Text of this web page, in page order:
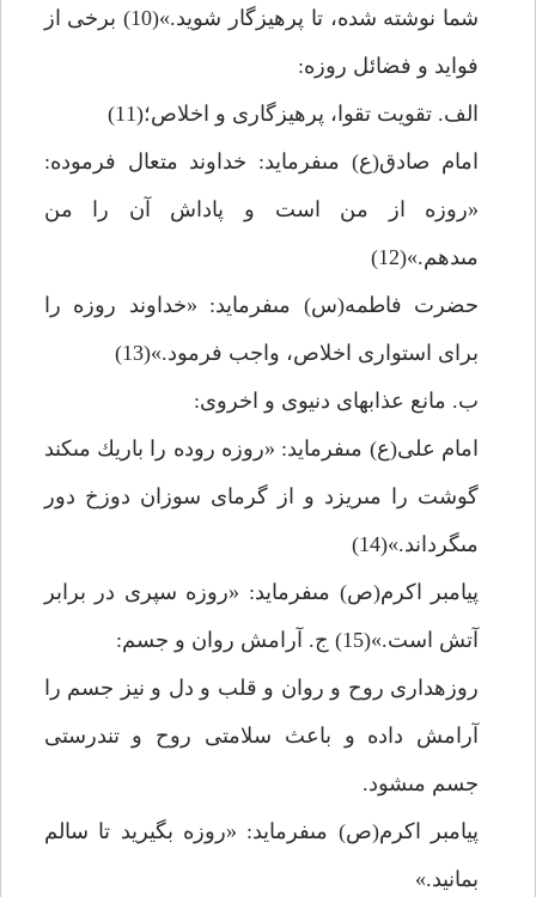
شما نوشته شده، تا پرهيزگار شويد.»(10) برخى از
فوايد و فضائل روزه:
الف. تقويت تقوا، پرهيزگارى و اخلاص؛(11)
امام صادق(ع) مى‏فرمايد: خداوند متعال فرموده:
«روزه از من است و پاداش آن را من
مى‏دهم.»(12)
حضرت فاطمه(س) مى‏فرمايد: «خداوند روزه را
براى استوارى اخلاص، واجب فرمود.»(13)
ب. مانع عذاب‏هاى دنيوى و اخروى:
امام على(ع) مى‏فرمايد: «روزه روده را باريك مى‏كند
گوشت را مى‏ريزد و از گرماى سوزان دوزخ دور
مى‏گرداند.»(14)
پيامبر اكرم(ص) مى‏فرمايد: «روزه سپرى در برابر
آتش است.»(15) ج. آرامش روان و جسم:
روزه‏دارى روح و روان و قلب و دل و نيز جسم را
آرامش داده و باعث سلامتى روح و تندرستى
جسم مى‏شود.
پيامبر اكرم(ص) مى‏فرمايد: «روزه بگيريد تا سالم
بمانيد.»